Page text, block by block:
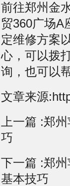
前往郑州金
贸360广场A
定维修方案
心，可以拨
询，也可以
文章来源
上一篇 :郑
巧
下一篇 :郑
基本技巧